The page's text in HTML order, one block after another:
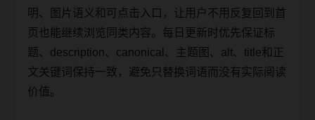
明、图片语义和可点击入口，让用户不用反复回到首
页也能继续浏览同类内容。每日更新时优先保证标
题、description、canonical、主题图、alt、title和正
文关键词保持一致，避免只替换词语而没有实际阅读
价值。